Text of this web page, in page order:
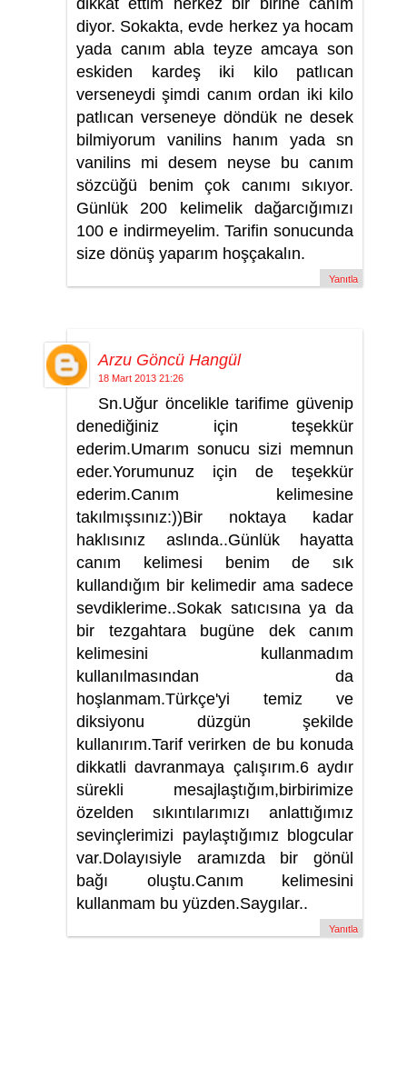
dikkat ettim herkez bir birine canım
diyor. Sokakta, evde herkez ya hocam
yada canım abla teyze amcaya son
eskiden kardeş iki kilo patlıcan
verseneydi şimdi canım ordan iki kilo
patlıcan verseneye döndük ne desek
bilmiyorum vanilins hanım yada sn
vanilins mi desem neyse bu canım
sözcüğü benim çok canımı sıkıyor.
Günlük 200 kelimelik dağarcığımızı
100 e indirmeyelim. Tarifin sonucunda
size dönüş yaparım hoşçakalın.
Yanıtla
Arzu Göncü Hangül
18 Mart 2013 21:26
Sn.Uğur öncelikle tarifime güvenip
denediğiniz için teşekkür
ederim.Umarım sonucu sizi memnun
eder.Yorumunuz için de teşekkür
ederim.Canım kelimesine
takılmışsınız:))Bir noktaya kadar
haklısınız aslında..Günlük hayatta
canım kelimesi benim de sık
kullandığım bir kelimedir ama sadece
sevdiklerime..Sokak satıcısına ya da
bir tezgahtara bugüne dek canım
kelimesini kullanmadım
kullanılmasından da
hoşlanmam.Türkçe'yi temiz ve
diksiyonu düzgün şekilde
kullanırım.Tarif verirken de bu konuda
dikkatli davranmaya çalışırım.6 aydır
sürekli mesajlaştığım,birbirimize
özelden sıkıntılarımızı anlattığımız
sevinçlerimizi paylaştığımız blogcular
var.Dolayısiyle aramızda bir gönül
bağı oluştu.Canım kelimesini
kullanmam bu yüzden.Saygılar..
Yanıtla